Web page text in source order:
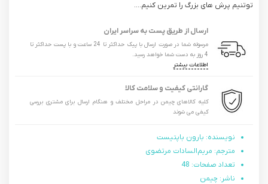
توتنیم پرش های بزرگ را تمرین کنیم....
ارسال از طریق پست به سراسر ایران
مرسوله شما در صورت ارسال با پیک حداکثر تا 24 ساعت و با پست حداکثر تا
4 روز به دست شما خواهد رسید.
اطلاعات بیشتر
گارانتی کیفیت و سلامت کالا
کلیه کالاهای چیمن در مراحل مختلف و هنگام ارسال برای مشتری بررسی
کیفی می شوند
نویسنده: بارون باپتیست
مترجم: مریم‌السادات مرتضوی
تعداد صفحات: 48
ناشر: چیمن